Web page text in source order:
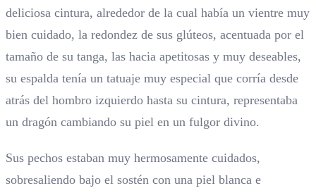
deliciosa cintura, alrededor de la cual había un vientre muy
bien cuidado, la redondez de sus glúteos, acentuada por el
tamaño de su tanga, las hacia apetitosas y muy deseables,
su espalda tenía un tatuaje muy especial que corría desde
atrás del hombro izquierdo hasta su cintura, representaba
un dragón cambiando su piel en un fulgor divino.
Sus pechos estaban muy hermosamente cuidados,
sobresaliendo bajo el sostén con una piel blanca e